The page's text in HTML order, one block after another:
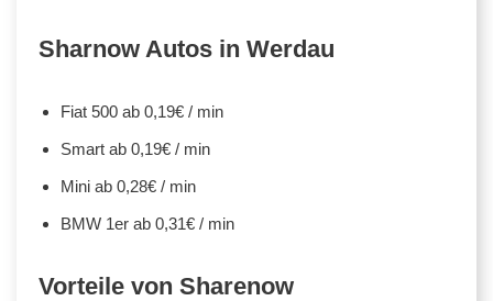
Sharnow Autos in Werdau
Fiat 500 ab 0,19€ / min
Smart ab 0,19€ / min
Mini ab 0,28€ / min
BMW 1er ab 0,31€ / min
Vorteile von Sharenow